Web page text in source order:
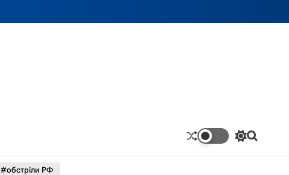
П
П
#обстріли РФ